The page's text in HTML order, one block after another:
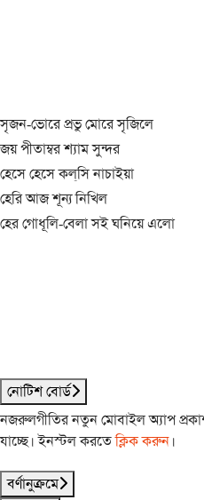
সৃজন-ভোরে প্রভু মোরে সৃজিলে
জয় পীতাম্বর শ্যাম সুন্দর
হেসে হেসে কল্‌সি নাচাইয়া
হেরি আজ শূন্য নিখিল
হের গোধূলি-বেলা সই ঘনিয়ে এলো
নোটিশ বোর্ড
নজরুলগীতির নতুন মোবাইল অ্যাপ
যাচ্ছে। ইনস্টল করতেক্লিক করুন।
বর্ণানুক্রমে